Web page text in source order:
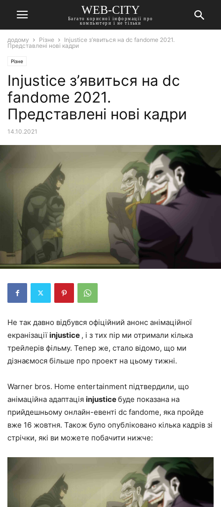
WEB-CITY
Багато корисної інформації про
компьютери і не тільки
додому Різне
Injustice з’явиться на dc fandome 2021.
Представлені нові кадри
Різне
Injustice з’явиться на dc
fandome 2021.
Представлені нові кадри
14.10.2021
Не так давно відбувся офіційний анонс анімаційної
екранізації injustice , і з тих пір ми отримали кілька
трейлерів фільму. Тепер же, стало відомо, що ми
дізнаємося більше про проект на цьому тижні.
Warner bros. Home entertainment підтвердили, що
анімаційна адаптація injusticeбуде показана на
прийдешньому онлайн-евенті dc fandome, яка пройде
вже 16 жовтня. Також було опубліковано кілька кадрів зі
стрічки, які ви можете побачити нижче: